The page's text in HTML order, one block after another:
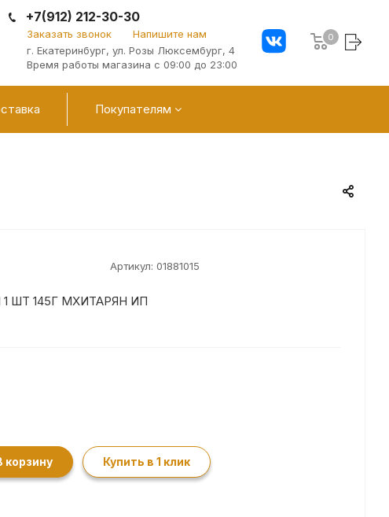
+7(912) 212-30-30
Заказать звонок
Напишите нам
г. Екатеринбург, ул. Розы Люксембург, 4
Время работы магазина с 09:00 до 23:00
0
Покупателям
Артикул: 01881015
ШТ 145Г МХИТАРЯН ИП
корзину Купить в 1 клик